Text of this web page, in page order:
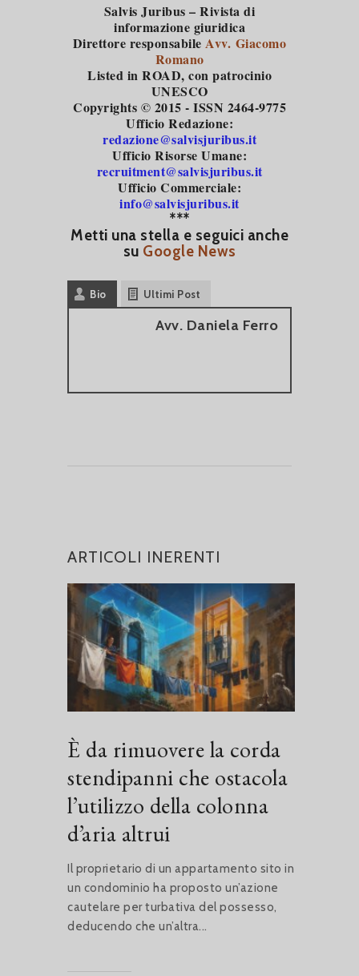
Salvis Juribus – Rivista di
informazione giuridica
Direttore responsabileAvv. Giacomo
Romano
Listed in ROAD, con patrocinio
UNESCO
Copyrights © 2015 - ISSN 2464-9775
Ufficio Redazione:
redazione@salvisjuribus.it
Ufficio Risorse Umane:
recruitment@salvisjuribus.it
Ufficio Commerciale:
info@salvisjuribus.it
***
Metti una stella e seguici anche
su Google News
Bio Ultimi Post
Avv. Daniela Ferro
ARTICOLI INERENTI
È da rimuovere la corda
stendipanni che ostacola
l’utilizzo della colonna
d’aria altrui
Il proprietario di un appartamento sito in
un condominio ha proposto un’azione
cautelare per turbativa del possesso,
deducendo che un’altra...